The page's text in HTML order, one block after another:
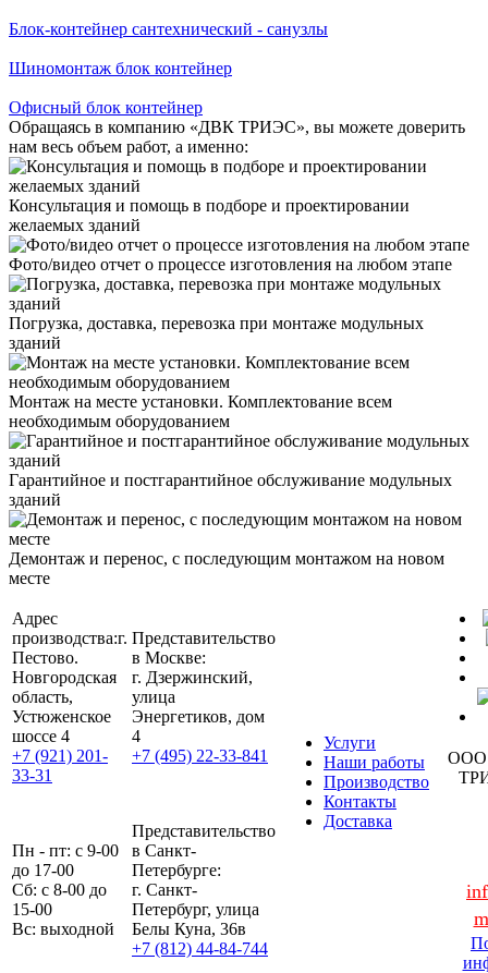
Блок-контейнер сантехнический - санузлы
Шиномонтаж блок контейнер
Офисный блок контейнер
Обращаясь в компанию «ДВК ТРИЭС», вы можете доверить
нам весь объем работ, а именно:
Консультация и помощь в подборе и проектировании
желаемых зданий
Фото/видео отчет о процессе изготовления на любом этапе
Погрузка, доставка, перевозка при монтаже модульных
зданий
Монтаж на месте установки. Комплектование всем
необходимым оборудованием
Гарантийное и постгарантийное обслуживание модульных
зданий
Демонтаж и перенос, с последующим монтажом на новом
месте
Адрес
производства:г.
Пестово.
Новгородская
область,
Устюженское
шоссе 4
+7 (921) 201-
33-31
Представительство
в Москве:
г. Дзержинский,
улица
Энергетиков, дом
4
+7 (495) 22-33-841
Услуги
Наши работы
Производство
Контакты
Доставка
ООО
Пн - пт: с 9-00
до 17-00
Сб: с 8-00 до
15-00
Вс: выходной
Представительство
в Санкт-
Петербурге:
г. Санкт-
Петербург, улица
Белы Куна, 36в
+7 (812) 44-84-744